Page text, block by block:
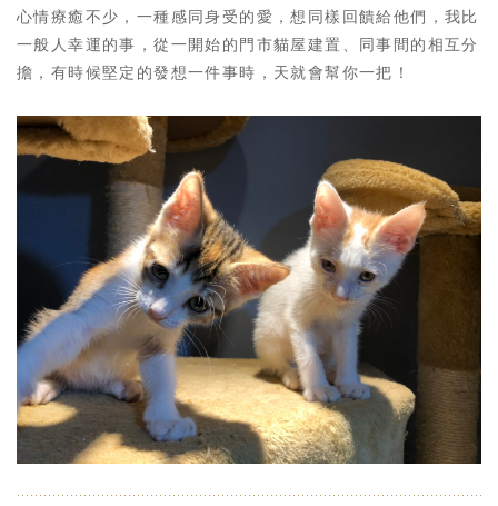
心情療癒不少，一種感同身受的愛，想同樣回饋給他們，我比
一般人幸運的事，從一開始的門市貓屋建置、同事間的相互分
擔，有時候堅定的發想一件事時，天就會幫你一把！